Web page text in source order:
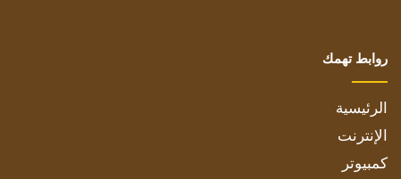
روابط تهمك
الرئيسية
الإنترنت
كمبيوتر